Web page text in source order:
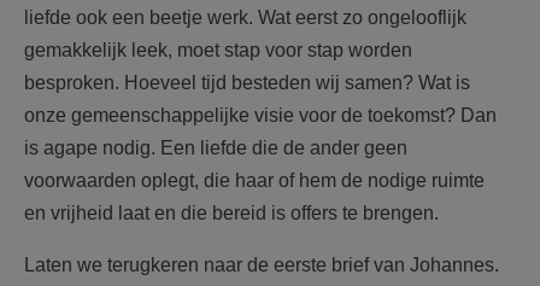
liefde ook een beetje werk. Wat eerst zo ongelooflijk
gemakkelijk leek, moet stap voor stap worden
besproken. Hoeveel tijd besteden wij samen? Wat is
onze gemeenschappelijke visie voor de toekomst? Dan
is agape nodig. Een liefde die de ander geen
voorwaarden oplegt, die haar of hem de nodige ruimte
en vrijheid laat en die bereid is offers te brengen.
Laten we terugkeren naar de eerste brief van Johannes.